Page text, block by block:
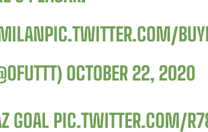
PIC.TWITTER.COM/
OCTOBER 22, 2020
GOAL PIC.TWITTER.COM/